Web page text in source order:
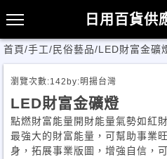
日用百貨供
首頁/手工/民俗藝品/LED財富金礦
瀏覽次數:142 by:明揚台灣
LED財富金礦燈
點燃財富能量開財能量氣勢如紅
最強大的財富能量，可幫助事業
身，拓展事業版圖，增強自信，